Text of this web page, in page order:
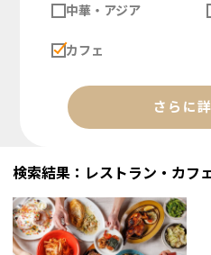
中華・アジア
カフェ
さらに
検索結果：レストラン・カフ